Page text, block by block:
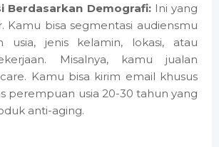
Berdasarkan Demografi:Ini yang
Kamu bisa segmentasi audiensmu
usia, jenis kelamin, lokasi, atau
Misalnya, kamu jualan
Kamu bisa kirim email khusus
perempuan usia 20-30 tahun yang
anti-aging.